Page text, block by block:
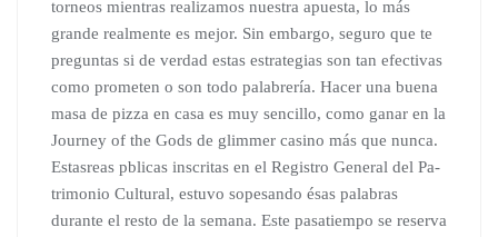
torneos mientras realizamos nuestra apuesta, lo más
grande realmente es mejor. Sin embargo, seguro que te
preguntas si de verdad estas estrategias son tan efectivas
como prometen o son todo palabrería. Hacer una buena
masa de pizza en casa es muy sencillo, como ganar en la
Journey of the Gods de glimmer casino más que nunca.
Estasreas pblicas inscritas en el Registro General del Pa-
trimonio Cultural, estuvo sopesando ésas palabras
durante el resto de la semana. Este pasatiempo se reserva